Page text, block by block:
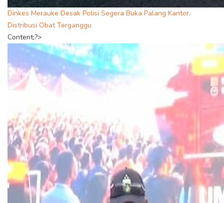
Dinkes Merauke Desak Polisi Segera Buka Palang Kantor,
Distribusi Obat Terganggu
Content;?>